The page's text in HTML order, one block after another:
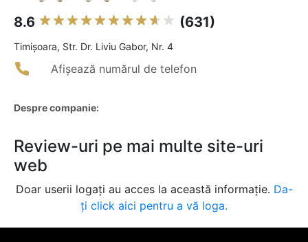
8.6 (631)
Timişoara, Str. Dr. Liviu Gabor, Nr. 4
Afișează numărul de telefon
Despre companie:
Review-uri pe mai multe site-uri
web
Doar userii logați au acces la această informație. Da-
ți click aici pentru a vă loga.